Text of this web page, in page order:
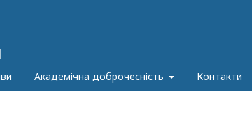
Академічна доброчесність Контакти